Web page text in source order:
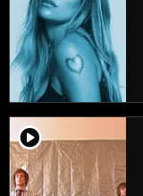
player2